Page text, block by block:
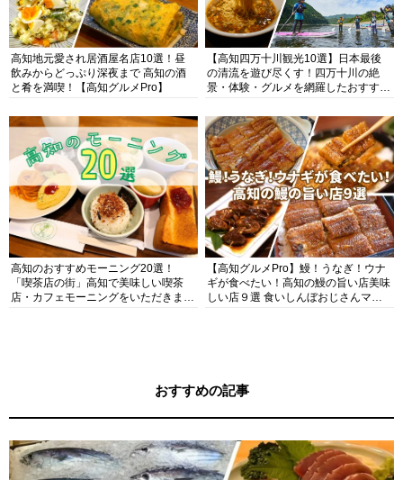
高知地元愛され居酒屋名店10選！昼
飲みからどっぷり深夜まで 高知の酒
と肴を満喫！【高知グルメPro】
【高知四万十川観光10選】日本最後
の清流を遊び尽くす！四万十川の絶
景・体験・グルメを網羅したおすすめ
高知のおすすめモーニング20選！
「喫茶店の街」高知で美味しい喫茶
店・カフェモーニングをいただきま
【高知グルメPro】鰻！うなぎ！ウナ
ギが食べたい！高知の鰻の旨い店美味
しい店９選 食いしんぼおじさんマッ
おすすめの記事